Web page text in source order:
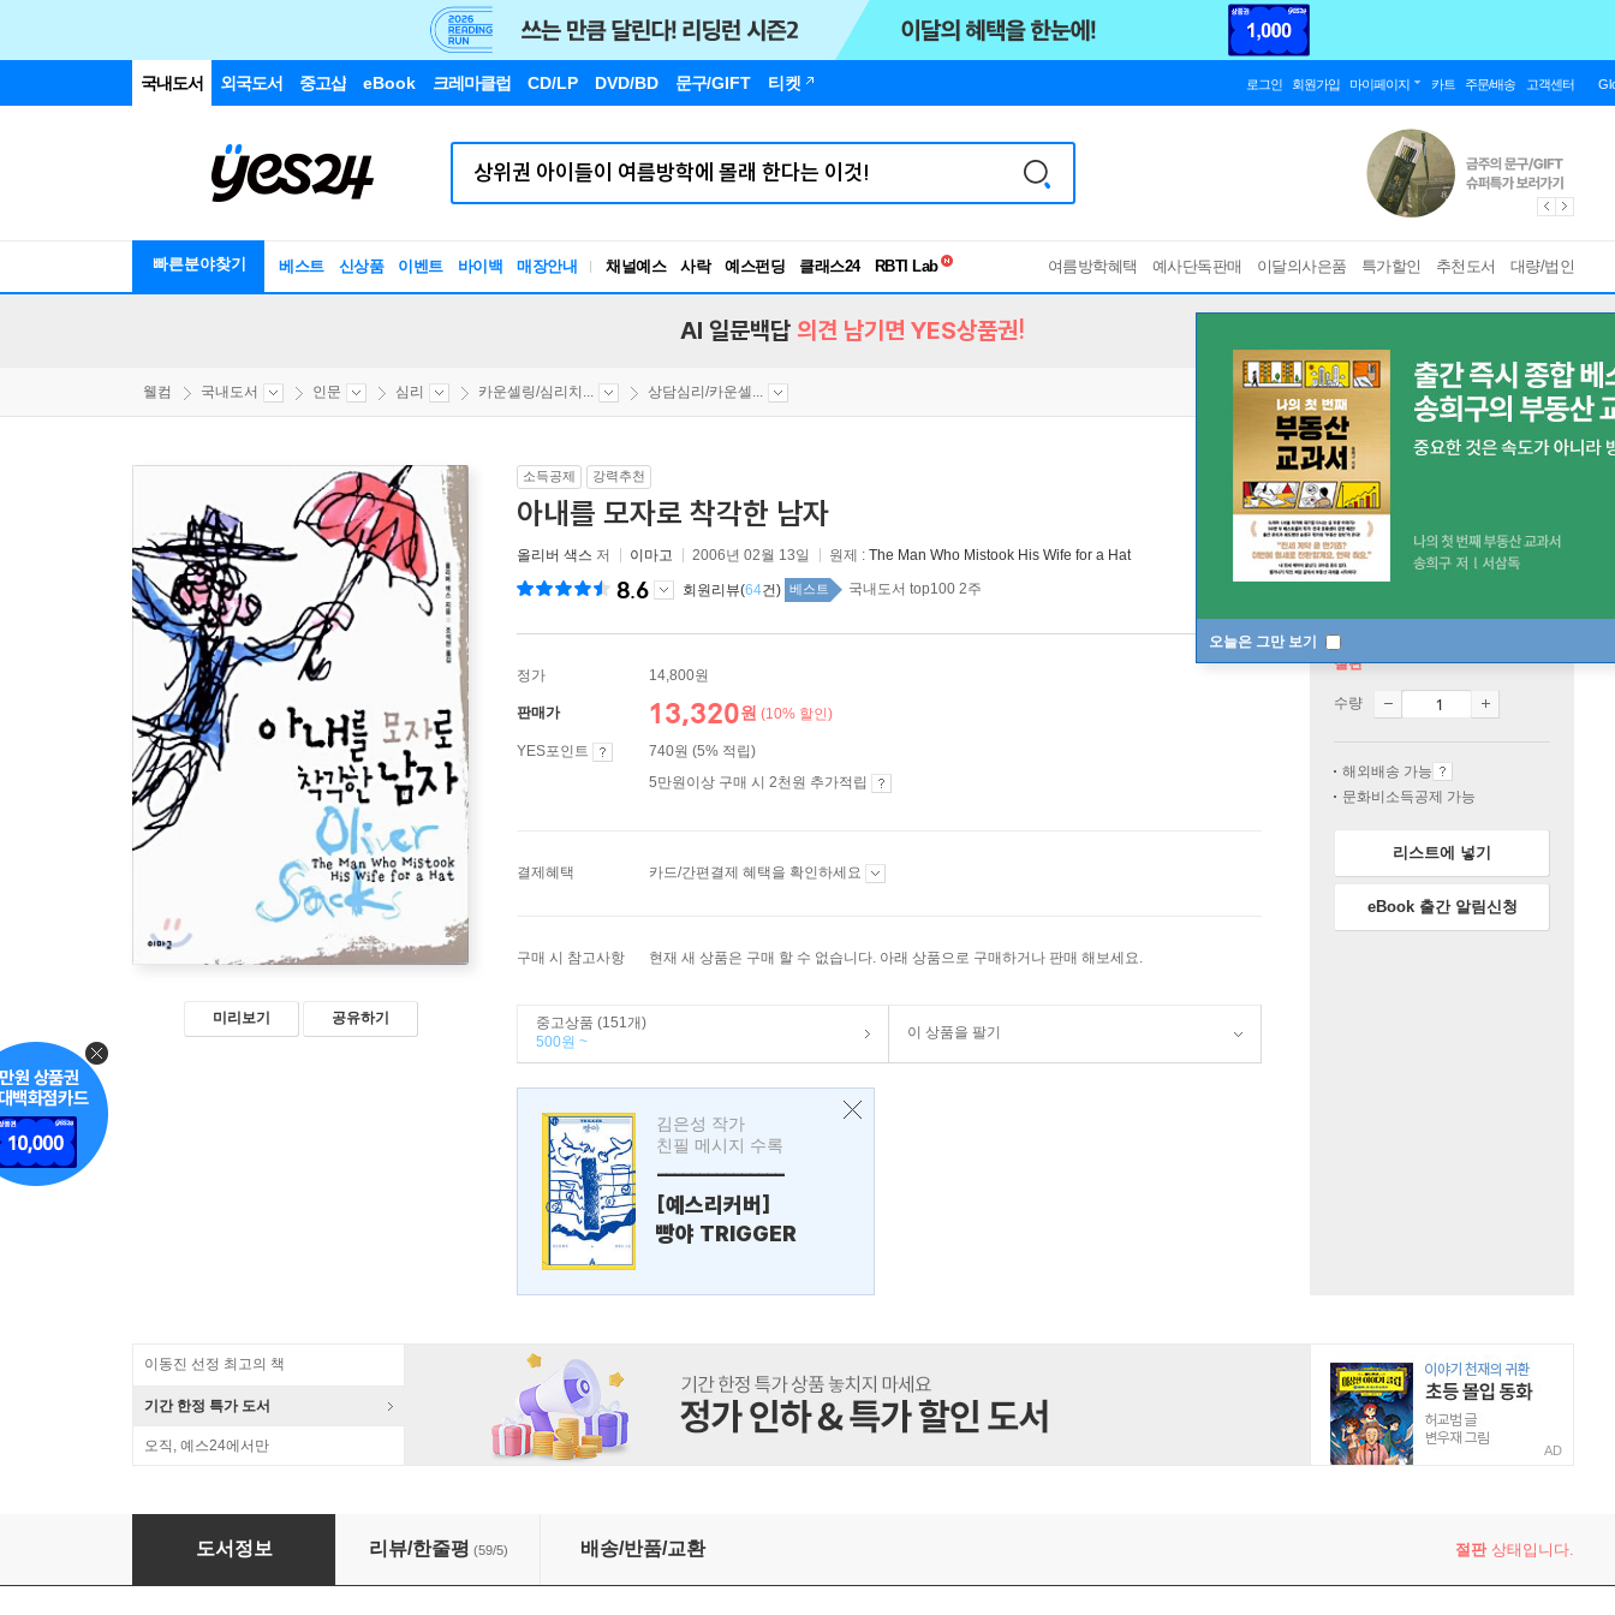
국내도서 외국도서 중고샵 eBook 크레마클럽 CD/LP DVD/BD 문구/GIFT 티켓 로그인 회원가입 마이페이지 카트 주문/배송 고객센터
빠른분야찾기 베스트 신상품 이벤트 바이백 매장안내 채널예스 사락 예스펀딩 클래스24
독서유형검사
여름방학혜택 예사단독판매 이달의사은품 특가할인 추천도서 대량/법인
오늘은 그만 보기
AI 일문백답 의견 남기면 YES상품권!
웰컴 국내도서 인문 심리 카운셀링/심리치... 상담심리/카운셀...
미리보기 공유하기
소득공제 강력추천
아내를 모자로 착각한 남자
올리버 색스 저 이마고 2006년 02월 13일 원제 : The Man Who Mistook His Wife for a Hat
8.6 회원리뷰(64건) 베스트 국내도서 top100 2주
정가 14,800원
판매가 13,320원 (10% 할인)
YES포인트
740원 (5% 적립)
5만원이상 구매 시 2천원 추가적립
결제혜택 카드/간편결제 혜택을 확인하세요
구매 시 참고사항 현재 새 상품은 구매 할 수 없습니다. 아래 상품으로 구매하거나 판매 해보세요.
중고상품 (151개)
500원 ~
이 상품을 팔기
김은성 작가
친필 메시지 수록
---------------
[예스리커버]
빵야 TRIGGER
절판
수량
해외배송 가능
문화비소득공제 가능
리스트에 넣기
eBook 출간 알림신청
이동진 선정 최고의 책
기간 한정 특가 도서
오직, 예스24에서만 AD
아내를 모자로 착각한 남자
도서정보 리뷰/한줄평 (59/5) 배송/반품/교환 절판상태입니다.